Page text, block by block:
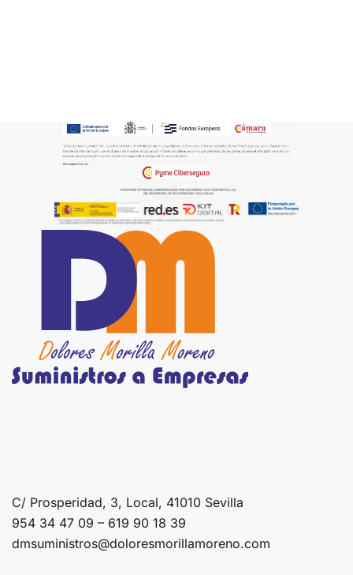
C/ Prosperidad, 3, Local, 41010 Sevilla
954 34 47 09 – 619 90 18 39
dmsuministros@doloresmorillamoreno.com